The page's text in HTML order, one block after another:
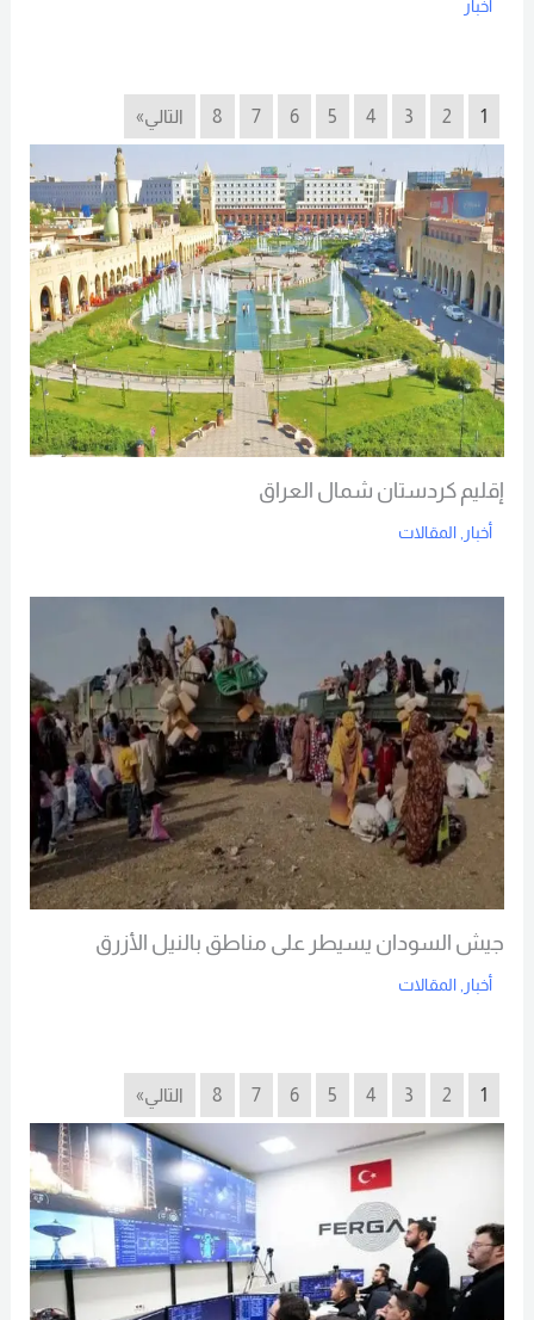
أخبار
1
2
3
4
5
6
7
8 التالي»
إقليم كردستان شمال العراق
أخبار المقالات
جيش السودان يسيطر على مناطق بالنيل الأزرق
أخبار , المقالات
1
2
3
4
5
6
7
8 التالي»